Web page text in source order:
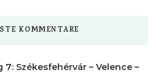
KOMMENTARE
7: Székesfehérvár – Velence –